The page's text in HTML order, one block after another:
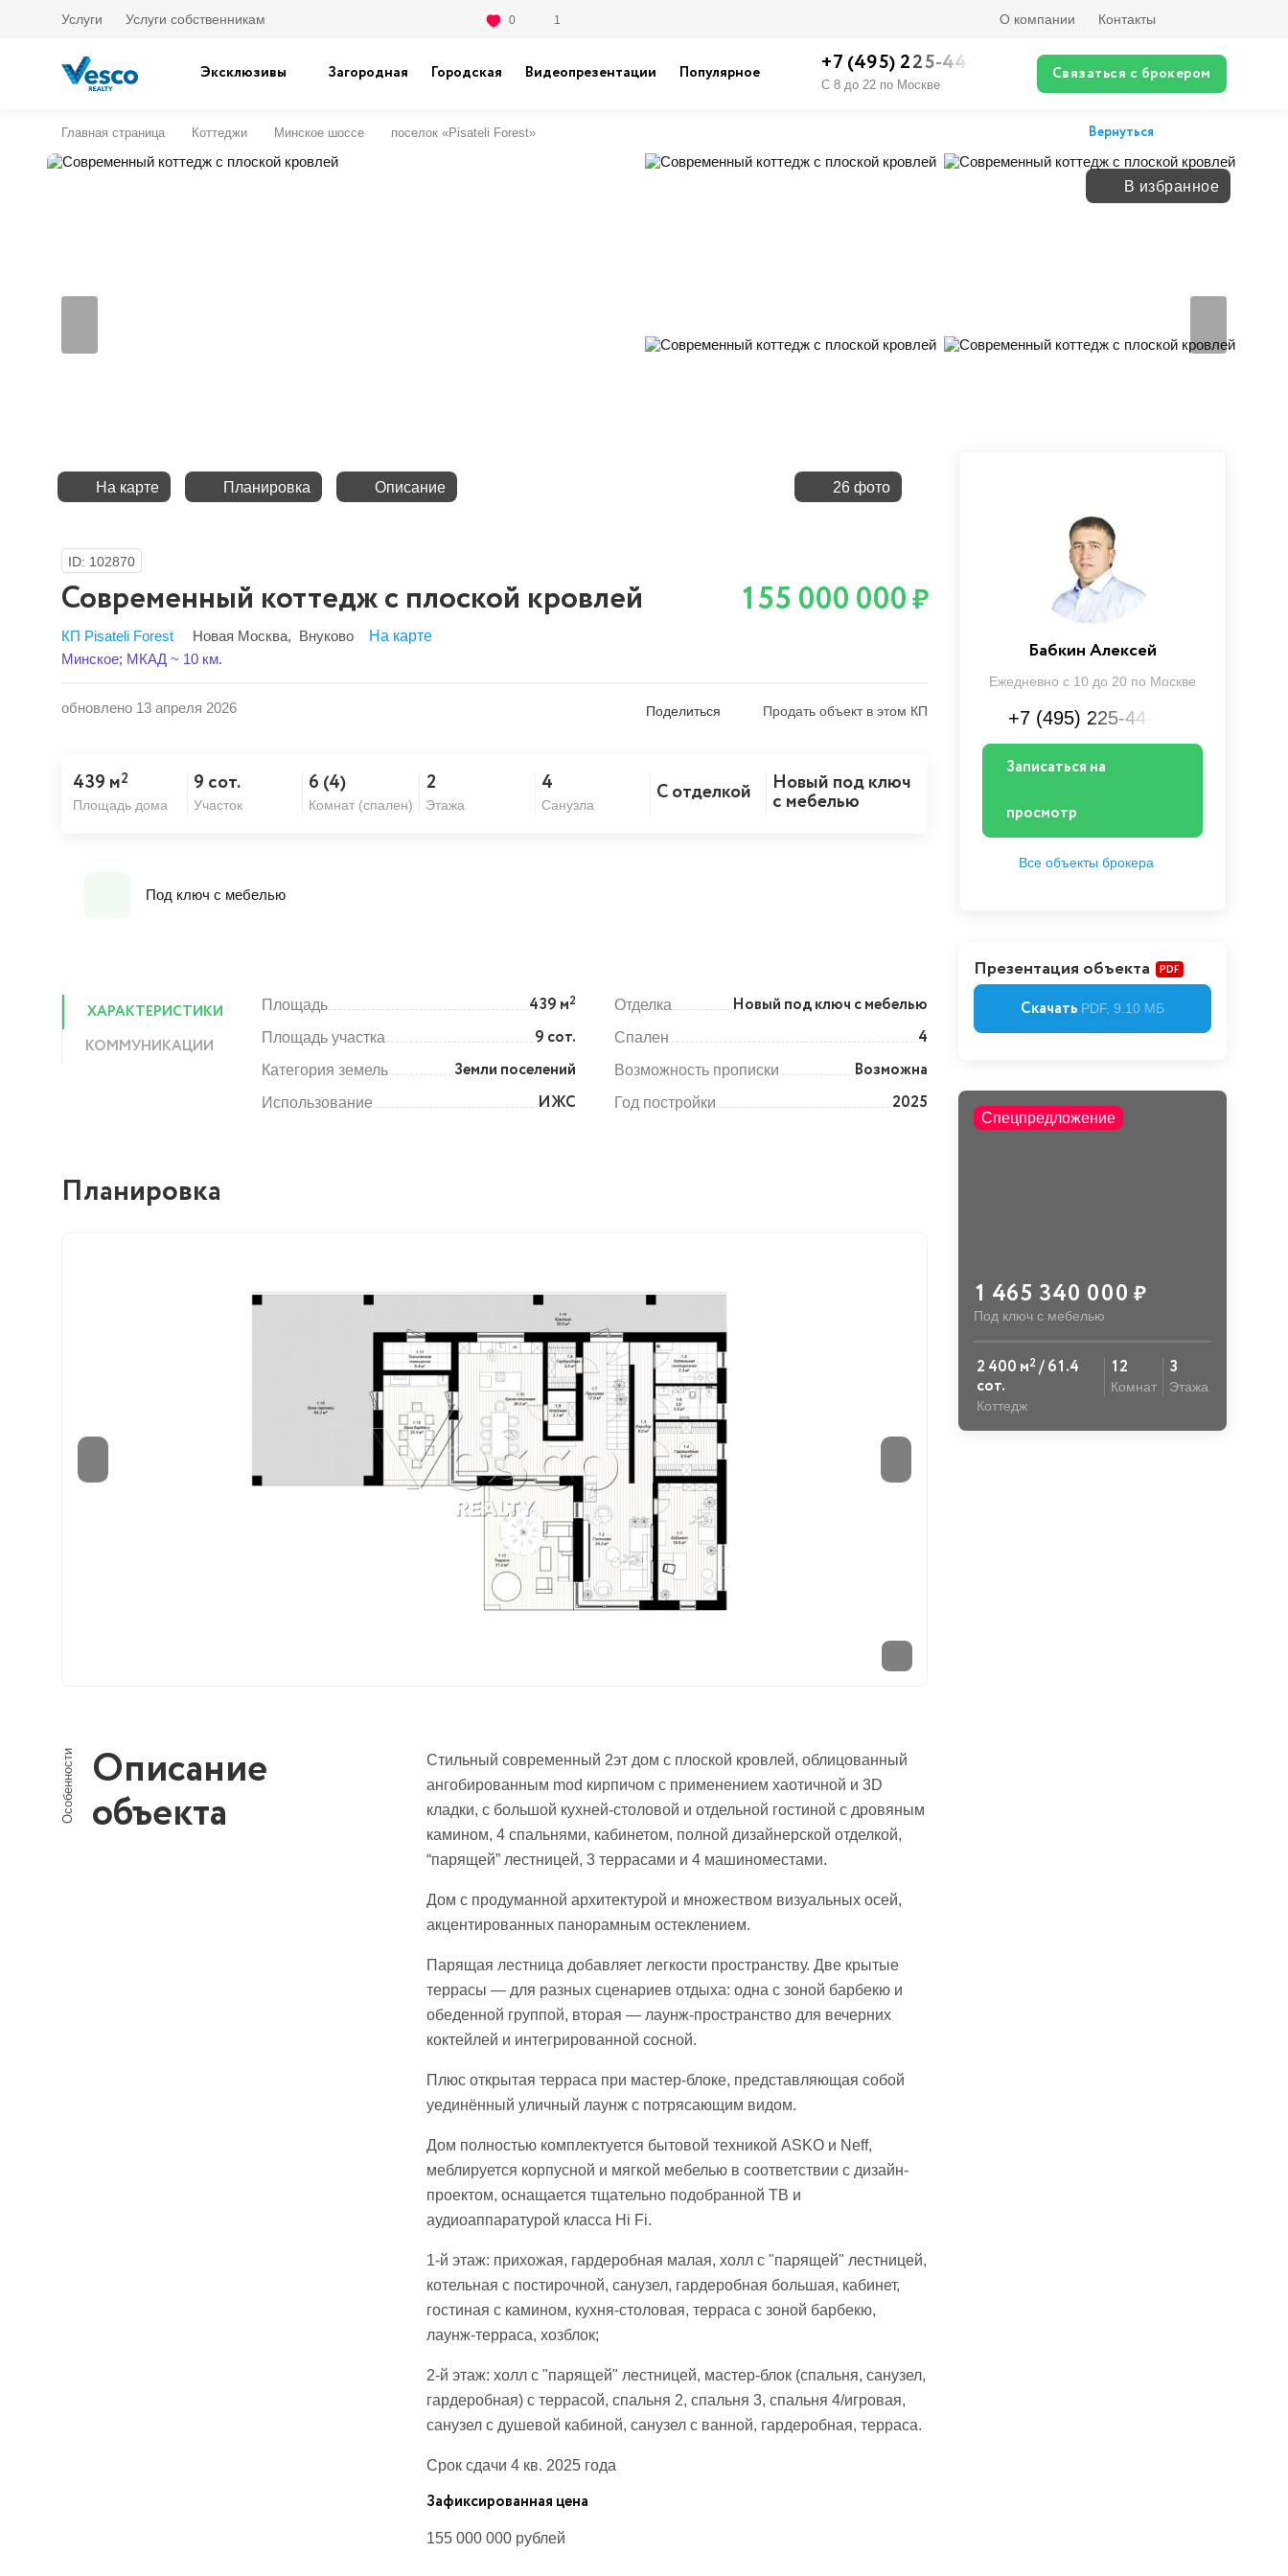
Услуги Услуги собственникам 0 1 О компании Контакты
Эксклюзивы Загородная Городская Видеопрезентации Популярное +7 (495) 225-44-XX
С 8 до 22 по Москве
Связаться с брокером
Главная страница Коттеджи Минское шоссе поселок «Pisateli Forest» Вернуться
В избранное
На карте Планировка Описание 26 фото
ID: 102870
Современный коттедж с плоской кровлей 155 000 000₽
КП Pisateli Forest Новая Москва, Внуково
На карте
Минское; МКАД ~ 10 км.
обновлено 13 апреля 2026 Поделиться
Скопировать ссылку
Продать объект в этом КП
439 м2
Площадь дома
9 сот.
Участок
6 (4)
Комнат (спален)
2
Этажа
4
Санузла С отделкой Новый под ключ
с мебелью
Под ключ с мебелью
ХАРАКТЕРИСТИКИ
КОММУНИКАЦИИ
Площадь 439 м2
Площадь участка 9 сот.
Категория земель Земли поселений
Использование ИЖС
Отделка Новый под ключ с мебелью
Спален 4
Возможность прописки Возможна
Год постройки 2025
Планировка
Особенности Описание
объекта
Стильный современный 2эт дом с плоской кровлей, облицованный
ангобированным mod кирпичом с применением хаотичной и 3D
кладки, с большой кухней-столовой и отдельной гостиной с дровяным
камином, 4 спальнями, кабинетом, полной дизайнерской отделкой,
“парящей” лестницей, 3 террасами и 4 машиноместами.
Дом с продуманной архитектурой и множеством визуальных осей,
акцентированных панорамным остеклением.
Парящая лестница добавляет легкости пространству. Две крытые
террасы — для разных сценариев отдыха: одна с зоной барбекю и
обеденной группой, вторая — лаунж-пространство для вечерних
коктейлей и интегрированной сосной.
Плюс открытая терраса при мастер-блоке, представляющая собой
уединённый уличный лаунж с потрясающим видом.
Дом полностью комплектуется бытовой техникой ASKO и Neff,
меблируется корпусной и мягкой мебелью в соответствии с дизайн-
проектом, оснащается тщательно подобранной ТВ и
аудиоаппаратурой класса Hi Fi.
1-й этаж: прихожая, гардеробная малая, холл с "парящей" лестницей,
котельная с постирочной, санузел, гардеробная большая, кабинет,
гостиная с камином, кухня-столовая, терраса с зоной барбекю,
лаунж-терраса, хозблок;
2-й этаж: холл с "парящей" лестницей, мастер-блок (спальня, санузел,
гардеробная) с террасой, спальня 2, спальня 3, спальня 4/игровая,
санузел с душевой кабиной, санузел с ванной, гардеробная, терраса.
Срок сдачи 4 кв. 2025 года
Зафиксированная цена
155 000 000 рублей
Бабкин Алексей
Ежедневно с 10 до 20 по Москве
+7 (495) 225-44-XX
Записаться на
просмотр
Все объекты брокера
Презентация объекта PDF
Скачать PDF, 9.10 МБ
Спецпредложение
1 465 340 000 ₽
Под ключ с мебелью
2 400 м2 / 61.4
сот.
Коттедж
12
Комнат
3
Этажа